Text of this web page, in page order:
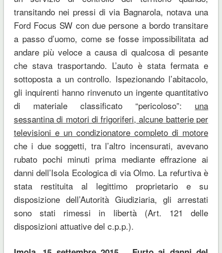
transitando nei pressi di via Bagnarola, notava una
Ford Focus SW con due persone a bordo transitare
a passo d’uomo, come se fosse impossibilitata ad
andare più veloce a causa di qualcosa di pesante
che stava trasportando. L’auto è stata fermata e
sottoposta a un controllo. Ispezionando l’abitacolo,
gli inquirenti hanno rinvenuto un ingente quantitativo
di materiale classificato “pericoloso”: una
sessantina di motori di frigoriferi, alcune batterie per
televisioni e un condizionatore completo di motore
che i due soggetti, tra l’altro incensurati, avevano
rubato pochi minuti prima mediante effrazione ai
danni dell’Isola Ecologica di via Olmo. La refurtiva è
stata restituita al legittimo proprietario e su
disposizione dell’Autorità Giudiziaria, gli arrestati
sono stati rimessi in libertà (Art. 121 delle
disposizioni attuative del c.p.p.).